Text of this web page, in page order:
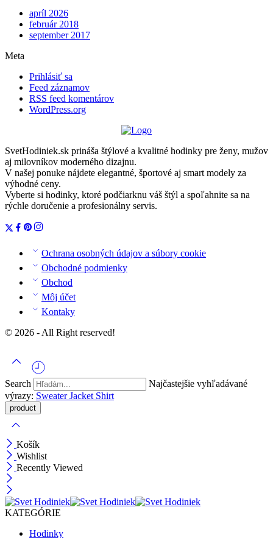
apríl 2026
február 2018
september 2017
Meta
Prihlásiť sa
Feed záznamov
RSS feed komentárov
WordPress.org
SvetHodiniek.sk prináša štýlové a kvalitné hodinky pre ženy, mužov
aj milovníkov moderného dizajnu.
V našej ponuke nájdete elegantné, športové aj smart modely za
výhodné ceny.
Vyberte si hodinky, ktoré podčiarknu váš štýl a spoľahnite sa na
rýchle doručenie a profesionálny servis.
Ochrana osobných údajov a súbory cookie
Obchodné podmienky
Obchod
Môj účet
Kontaky
© 2026 - All Right reserved!
Search
Najčastejšie vyhľadávané
výrazy: SweaterJacket Shirt
Košík
Wishlist
Recently Viewed
KATEGÓRIE
Hodinky